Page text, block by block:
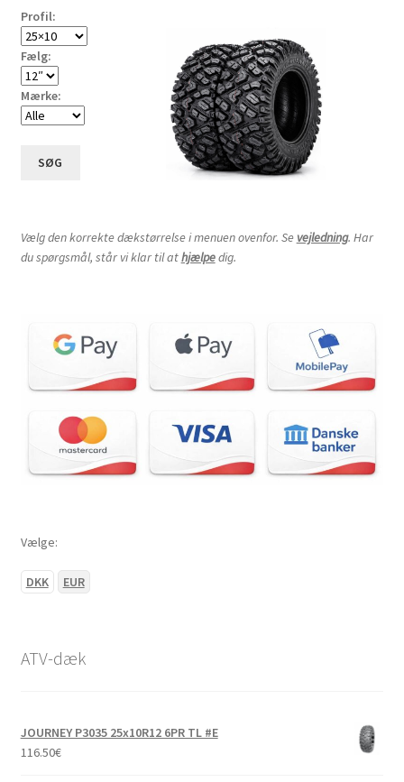
Profil:
Fælg:
Mærke:
SØG
Vælg den korrekte dækstørrelse i menuen ovenfor. Se vejledning. Har
du spørgsmål, står vi klar til athjælpedig.
Vælge:
DKK EUR
ATV-dæk
JOURNEY P3035 25x10R12 6PR TL #E
116.50€